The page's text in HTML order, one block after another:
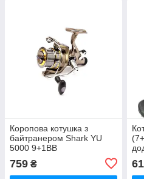
Коропова котушка з
байтранером Shark YU
5000 9+1ВВ
759 ₴